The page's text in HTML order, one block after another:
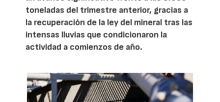
toneladas del trimestre anterior, gracias a
la recuperación de la ley del mineral tras las
intensas lluvias que condicionaron la
actividad a comienzos de año.